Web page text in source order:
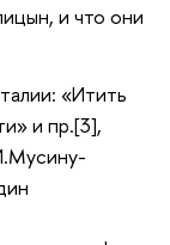
и что они
«Итить
и пр.[3],